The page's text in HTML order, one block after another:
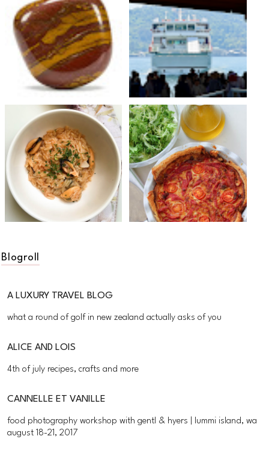
Blogroll
A LUXURY TRAVEL BLOG
what a round of golf in new zealand actually asks of you
ALICE AND LOIS
4th of july recipes, crafts and more
CANNELLE ET VANILLE
food photography workshop with gentl & hyers | lummi island, wa
august 18-21, 2017